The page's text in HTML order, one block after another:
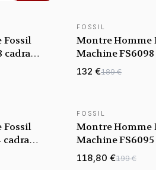
Fossil
cadran
NOUVEAUTÉ
FOSSIL
Montre Homme
Machine
noir bracelet acier
132 €189 €
Fossil
cadran
NOUVEAUTÉ
FOSSIL
Montre Homme
Machine
noir bracelet acier
118,80 €199 €